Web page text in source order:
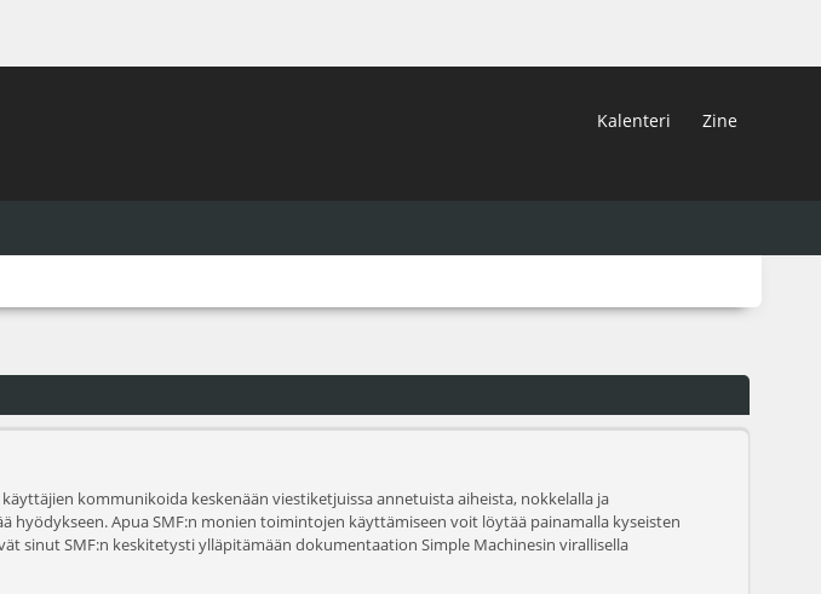
Kalenteri Zine
kommunikoida keskenään viestiketjuissa annetuista aiheista, nokkelalla ja
Apua SMF:n monien toimintojen käyttämiseen voit löytää painamalla kyseisten
sinut SMF:n keskitetysti ylläpitämään dokumentaation Simple Machinesin virallisella